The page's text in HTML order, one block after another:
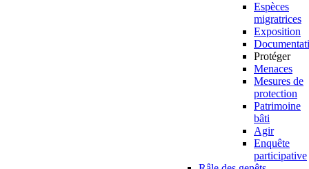
Espèces
migratrices
Exposition
Protéger
Menaces
Mesures de
protection
Patrimoine
bâti
Agir
Enquête
participative